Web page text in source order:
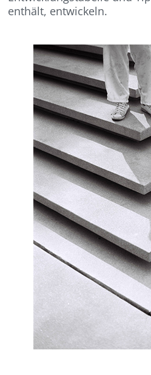
enthält, entwickeln.